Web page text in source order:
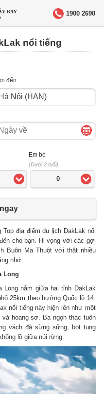
1900 2690
nổi tiếng
đến
Em bé
(Dưới 2 tuổi)
0
địa điểm du lịch DakLak nổi
cho bạn. Hi vọng với các gợi
Buôn Ma Thuột với thật nhiều
nhớ.
Long
Long nằm giữa hai tỉnh DakLak
25km theo hướng Quốc lộ 14.
nổi tiếng này hiện lên như một
hoang sơ. Ba ngọn thác tuôn
vách đá sừng sững, bọt tung
lồ giữa núi rừng.